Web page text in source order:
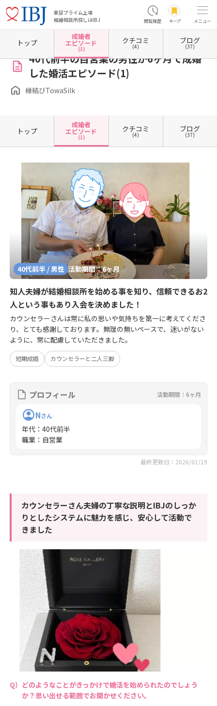
東証プライム上場
結婚相談所探しはIBJ
閲覧履歴 キープ メニュー
ホーム 滋賀県の結婚相談所 滋賀県長浜市 縁結びTowaSilk 成婚者エピソード一覧
40代前半の自営業の男性が6ヶ月で成婚
した婚活エピソード(1)
縁結びTowaSilk
トップ
成婚者
エピソード
(1)
クチコミ
(4)
ブログ
(37)
トップ
成婚者
エピソード
(1)
クチコミ
(4)
ブログ
(37)
40代前半 / 男性 活動期間：6ヶ月
知人夫婦が結婚相談所を始める事を知り、信頼できるお2
人という事もあり入会を決めました！
カウンセラーさんは常に私の思いや気持ちを第一に考えてくださ
り、とても感謝しております。無理の無いペースで、迷いがない
ように、常に配慮していただきました。
短期成婚 カウンセラーと二人三脚
プロフィール 活動期間：6ヶ月
Nさん
年代 ： 40代前半
職業 ： 自営業
最終更新日：2026/01/19
カウンセラーさん夫婦の丁寧な説明とIBJのしっか
りとしたシステムに魅力を感じ、安心して活動で
きました
どのようなことがきっかけで婚活を始められたのでしょう
か？思い出せる範囲でお聞かせください。